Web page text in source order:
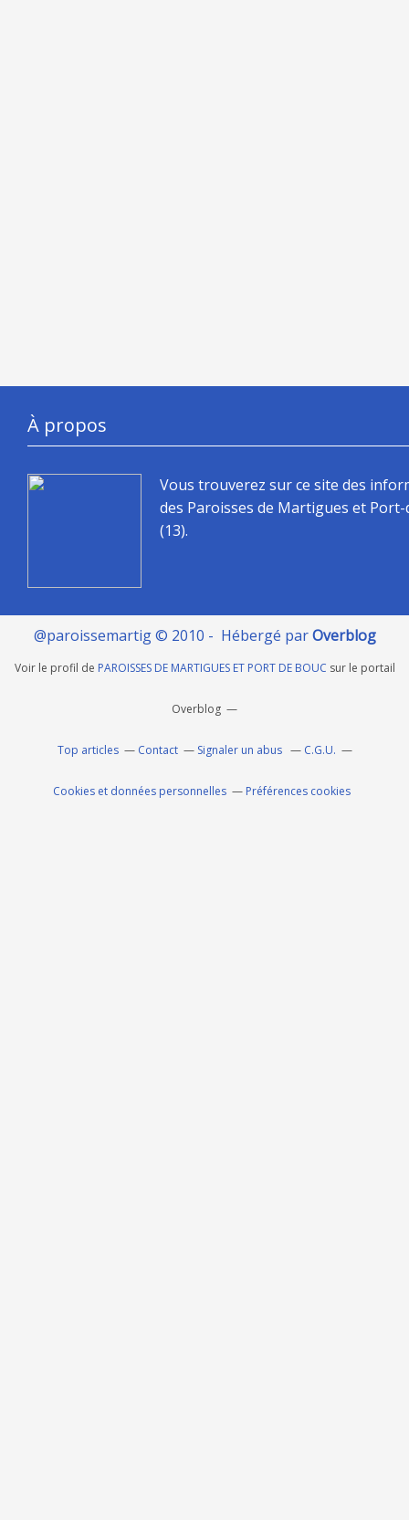
À propos
Vous trouverez sur ce site des
des Paroisses de Martigues et
(13).
@paroissemartig © 2010 - Hébergé parOverblog
Voir le profil de PAROISSES DE MARTIGUES ET PORT DE BOUC sur le portail
Overblog
Top articles Contact Signaler un abus C.G.U.
Cookies et données personnelles Préférences cookies